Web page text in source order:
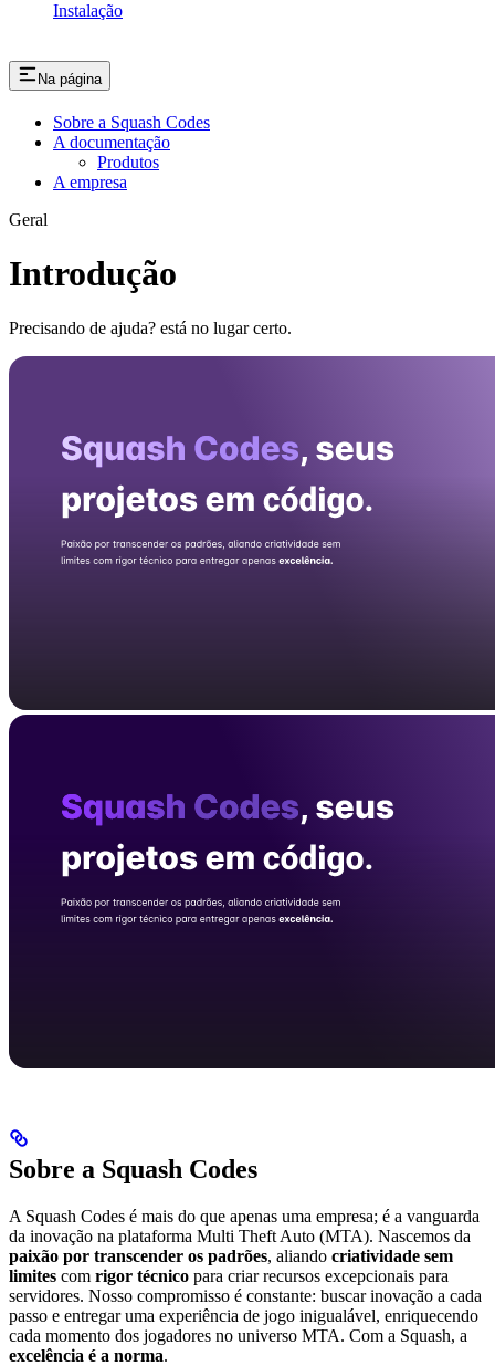
Instalação
Na página
Sobre a Squash Codes
A documentação
Produtos
A empresa
Geral
Introdução
Precisando de ajuda? está no lugar certo.
Sobre a Squash Codes
A Squash Codes é mais do que apenas uma empresa; é a vanguarda
da inovação na plataforma Multi Theft Auto (MTA). Nascemos da
paixão por transcender os padrões, aliando criatividade sem
limites com rigor técnico para criar recursos excepcionais para
servidores. Nosso compromisso é constante: buscar inovação a cada
passo e entregar uma experiência de jogo inigualável, enriquecendo
cada momento dos jogadores no universo MTA. Com a Squash, a
excelência é a norma.